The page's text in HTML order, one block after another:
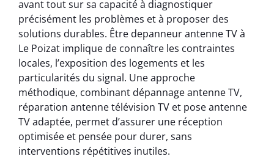
avant tout sur sa capacité à diagnostiquer
précisément les problèmes et à proposer des
solutions durables. Être depanneur antenne TV à
Le Poizat implique de connaître les contraintes
locales, l’exposition des logements et les
particularités du signal. Une approche
méthodique, combinant dépannage antenne TV,
réparation antenne télévision TV et pose antenne
TV adaptée, permet d’assurer une réception
optimisée et pensée pour durer, sans
interventions répétitives inutiles.